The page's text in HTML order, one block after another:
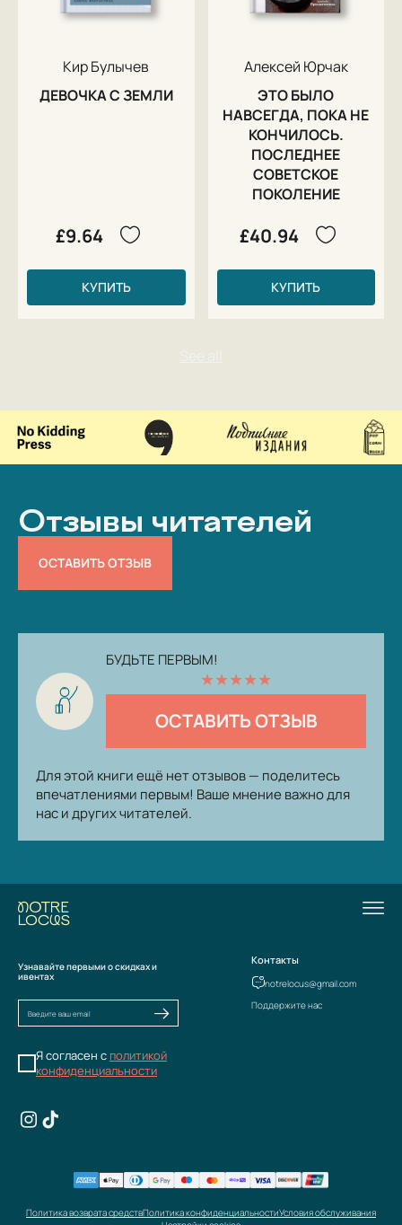
Кир Булычев
ДЕВОЧКА С ЗЕМЛИ
£9.64
КУПИТЬ
Алексей Юрчак
ЭТО БЫЛО
НАВСЕГДА, ПОКА НЕ
КОНЧИЛОСЬ.
ПОСЛЕДНЕЕ
СОВЕТСКОЕ
ПОКОЛЕНИЕ
£40.94
КУПИТЬ
Отзывы читателей
ОСТАВИТЬ ОТЗЫВ
БУДЬТЕ ПЕРВЫМ!
★★★★★
ОСТАВИТЬ ОТЗЫВ
Для этой книги ещё нет отзывов — поделитесь
впечатлениями первым! Ваше мнение важно для
нас и других читателей.
Узнавайте первыми о скидках и
ивентах
Я согласен с политикой
конфиденциальности
Контакты
notrelocus@gmail.com
Поддержите нас
Политика возврата средствПолитика конфиденциальностиУсловия обслуживания